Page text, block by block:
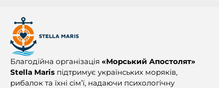
Благодійна організація «Морський Апостолят»
Stella Maris підтримує українських моряків,
рибалок та їхні сім’ї, надаючи психологічну